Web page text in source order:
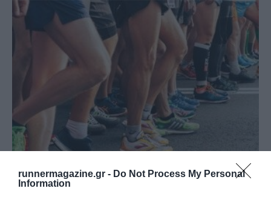
runnermagazine.gr - Do Not Process My Personal
Information
Επιστροφή στους λαϊκούς αγώνες!